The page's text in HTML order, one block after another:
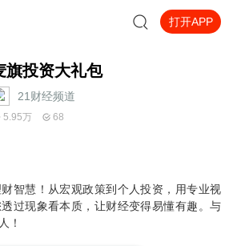
打开APP
旗投资大礼包
21财经频道
5.95万 68
智慧！从宏观政策到个人投资，用专业视
过现象看本质，让财经变得易懂有趣。与
！